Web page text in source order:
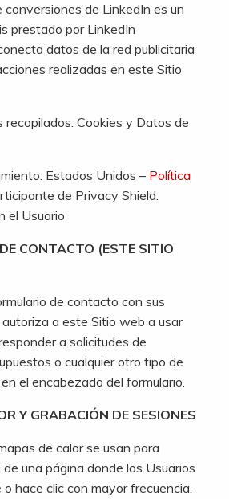
conversiones de LinkedIn es un
prestado por LinkedIn
datos de la red publicitaria
realizadas en este Sitio
recopilados: Cookies y Datos de
Estados Unidos – Política
de Privacy Shield.
el Usuario
CONTACTO (ESTE SITIO
de contacto con sus
a este Sitio web a usar
a solicitudes de
o cualquier otro tipo de
el encabezado del formulario.
Y GRABACIÓN DE SESIONES
de calor se usan para
una página donde los Usuarios
hace clic con mayor frecuencia.